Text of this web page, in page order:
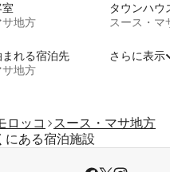
地方
タウンハウ
スース・マ
れる宿泊先
地方
さらに表示
ロッコ
スース・マサ地方
にある宿泊施設